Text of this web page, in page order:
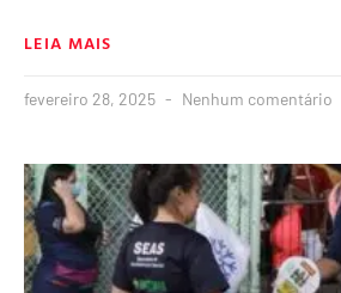
LEIA MAIS
fevereiro 28, 2025 Nenhum comentário